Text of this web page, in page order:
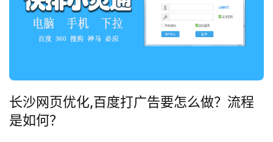
长沙网页优化,百度打广告要怎么做？流程
是如何？